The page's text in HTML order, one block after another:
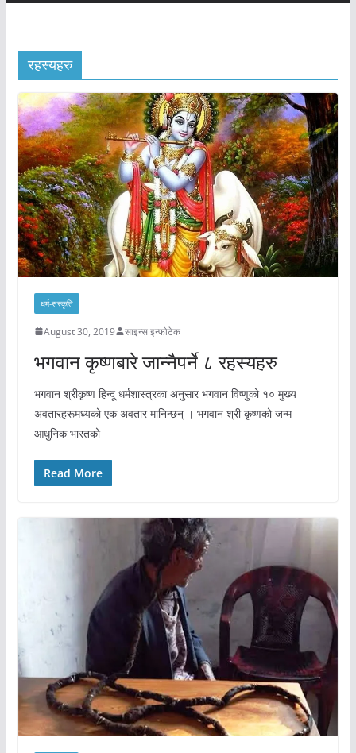
रहस्यहरु
धर्म-सस्कृति
August 30, 2019 साइन्स इन्फोटेक
भगवान कृष्णबारे जान्नैपर्ने ८ रहस्यहरु
भगवान श्रीकृष्ण हिन्दू धर्मशास्त्रका अनुसार भगवान विष्णुको १० मुख्य
अवतारहरूमध्यको एक अवतार मानिन्छन् । भगवान श्री कृष्णको जन्म
आधुनिक भारतको
Read More